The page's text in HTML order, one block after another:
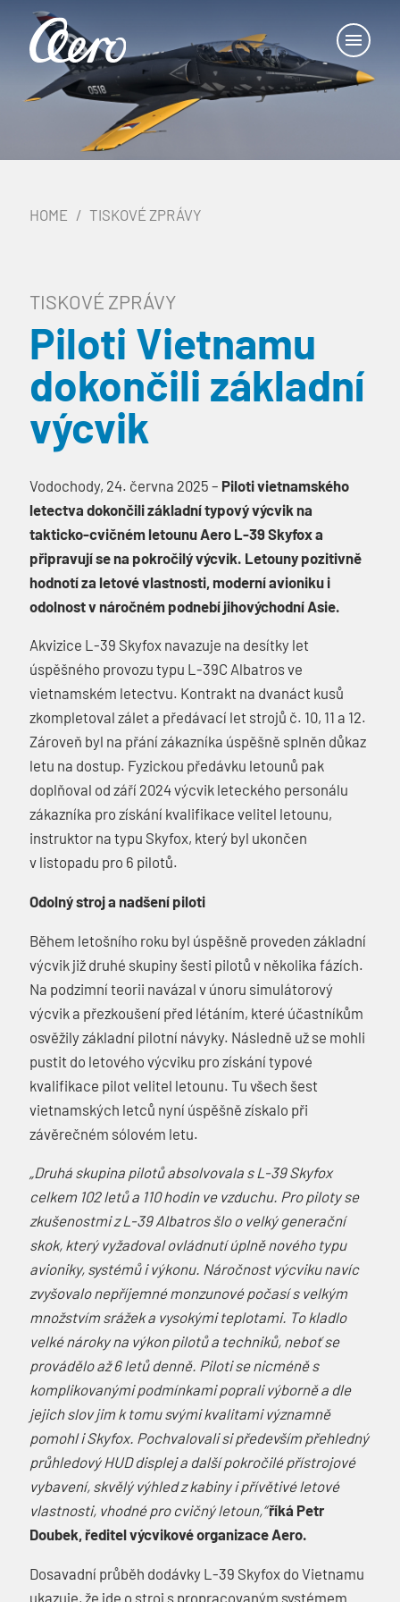
HOME TISKOVÉ ZPRÁVY
TISKOVÉ ZPRÁVY
Piloti Vietnamu
dokončili základní
výcvik
Vodochody, 24. června 2025 – Piloti vietnamského
letectva dokončili základní typový výcvik na
takticko-cvičném letounu Aero L-39 Skyfox a
připravují se na pokročilý výcvik. Letouny pozitivně
hodnotí za letové vlastnosti, moderní avioniku i
odolnost v náročném podnebí jihovýchodní Asie.
Akvizice L-39 Skyfox navazuje na desítky let
úspěšného provozu typu L-39C Albatros ve
vietnamském letectvu. Kontrakt na dvanáct kusů
zkompletoval zálet a předávací let strojů č. 10, 11 a 12.
Zároveň byl na přání zákazníka úspěšně splněn důkaz
letu na dostup. Fyzickou předávku letounů pak
doplňoval od září 2024 výcvik leteckého personálu
zákazníka pro získání kvalifikace velitel letounu,
instruktor na typu Skyfox, který byl ukončen
v listopadu pro 6 pilotů.
Odolný stroj a nadšení piloti
Během letošního roku byl úspěšně proveden základní
výcvik již druhé skupiny šesti pilotů v několika fázích.
Na podzimní teorii navázal v únoru simulátorový
výcvik a přezkoušení před létáním, které účastníkům
osvěžily základní pilotní návyky. Následně už se mohli
pustit do letového výcviku pro získání typové
kvalifikace pilot velitel letounu. Tu všech šest
vietnamských letců nyní úspěšně získalo při
závěrečném sólovém letu.
„Druhá skupina pilotů absolvovala s L-39 Skyfox
celkem 102 letů a 110 hodin ve vzduchu. Pro piloty se
zkušenostmi z L-39 Albatros šlo o velký generační
skok, který vyžadoval ovládnutí úplně nového typu
avioniky, systémů i výkonu. Náročnost výcviku navíc
zvyšovalo nepříjemné monzunové počasí s velkým
množstvím srážek a vysokými teplotami. To kladlo
velké nároky na výkon pilotů a techniků, neboť se
provádělo až 6 letů denně. Piloti se nicméně s
komplikovanými podmínkami poprali výborně a dle
jejich slov jim k tomu svými kvalitami významně
pomohl i Skyfox. Pochvalovali si především přehledný
průhledový HUD displej a další pokročilé přístrojové
vybavení, skvělý výhled z kabiny i přívětivé letové
vlastnosti, vhodné pro cvičný letoun,“říká Petr
Doubek, ředitel výcvikové organizace Aero.
Dosavadní průběh dodávky L-39 Skyfox do Vietnamu